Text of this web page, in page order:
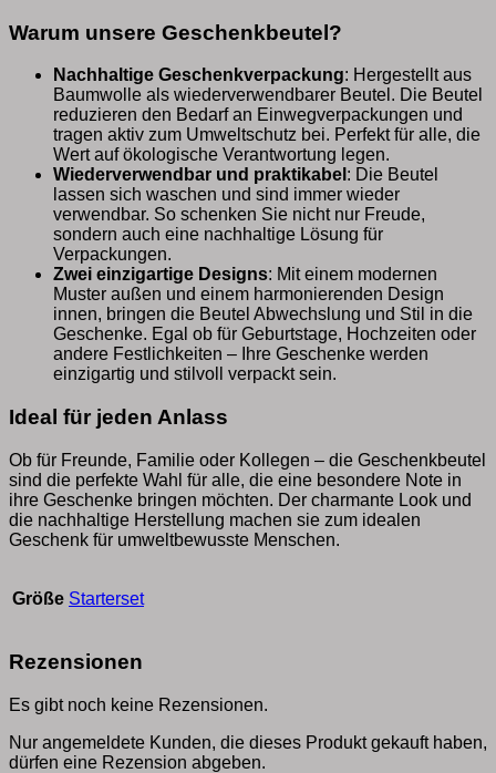
Warum unsere Geschenkbeutel?
Nachhaltige Geschenkverpackung: Hergestellt aus
Baumwolle als wiederverwendbarer Beutel. Die Beutel
reduzieren den Bedarf an Einwegverpackungen und
tragen aktiv zum Umweltschutz bei. Perfekt für alle, die
Wert auf ökologische Verantwortung legen.
Wiederverwendbar und praktikabel : Die Beutel
lassen sich waschen und sind immer wieder
verwendbar. So schenken Sie nicht nur Freude,
sondern auch eine nachhaltige Lösung für
Verpackungen.
Zwei einzigartige Designs: Mit einem modernen
Muster außen und einem harmonierenden Design
innen, bringen die Beutel Abwechslung und Stil in die
Geschenke. Egal ob für Geburtstage, Hochzeiten oder
andere Festlichkeiten – Ihre Geschenke werden
einzigartig und stilvoll verpackt sein.
Ideal für jeden Anlass
Ob für Freunde, Familie oder Kollegen – die Geschenkbeutel
sind die perfekte Wahl für alle, die eine besondere Note in
ihre Geschenke bringen möchten. Der charmante Look und
die nachhaltige Herstellung machen sie zum idealen
Geschenk für umweltbewusste Menschen.
Größe Starterset
Rezensionen
Es gibt noch keine Rezensionen.
Nur angemeldete Kunden, die dieses Produkt gekauft haben,
dürfen eine Rezension abgeben.